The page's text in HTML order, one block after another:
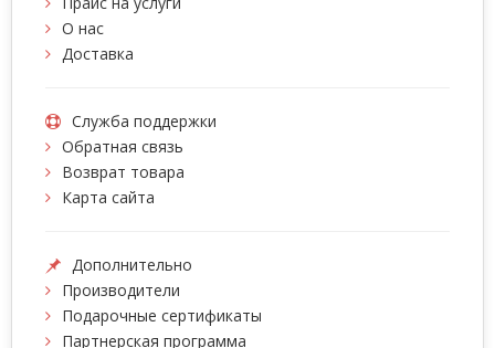
О нас
Доставка
Служба поддержки
Обратная связь
Возврат товара
Карта сайта
Дополнительно
Производители
Подарочные сертификаты
Партнерская программа